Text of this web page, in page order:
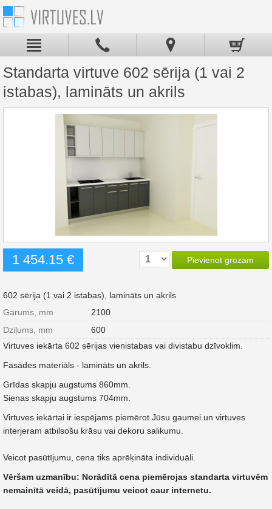
Standarta virtuve 602 sērija (1 vai 2
istabas), lamināts un akrils
1 454.15 € Pievienot grozam
602 sērija (1 vai 2 istabas), lamināts un akrils
Garums, mm
2100
Dziļums, mm
600
Virtuves iekārta 602 sērijas vienistabas vai divistabu dzīvoklim.
Fasādes materiāls - lamināts un akrils.
Grīdas skapju augstums 860mm.
Sienas skapju augstums 704mm.
Virtuves iekārtai ir iespējams piemērot Jūsu gaumei un virtuves
interjeram atbilsošu krāsu vai dekoru salikumu.
Veicot pasūtījumu, cena tiks aprēķināta individuāli.
Vēršam uzmanību: Norādītā cena piemērojas standarta virtuvēm
nemainītā veidā, pasūtījumu veicot caur internetu.